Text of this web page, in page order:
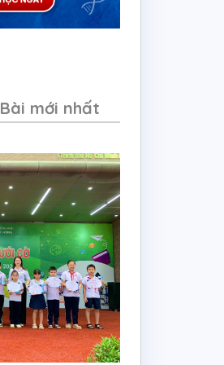
Bài mới nhất